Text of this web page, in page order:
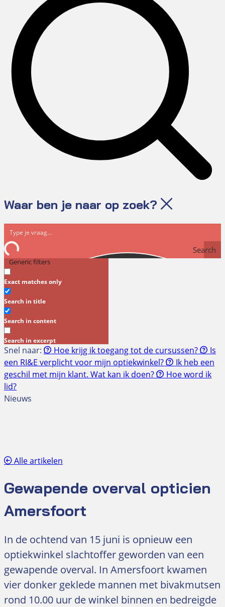
Waar ben je naar op zoek?
Search
Generic filters
Exact matches only
Search in title
Search in content
Search in excerpt
Snel naar: Hoe krijg ik toegang tot de cursussen?
Is
een RI&E verplicht voor mijn optiekwinkel?
Ik heb een
geschil met mijn klant. Wat kan ik doen?
Hoe word ik
lid?
Nieuws
Alle artikelen
Gewapende overval opticien
Amersfoort
In de ochtend van 15 juni is opnieuw een
optiekwinkel slachtoffer geworden van een
gewapende overval. In Amersfoort kwamen
vier donker geklede mannen met bivakmutsen
rond 10.00 uur de winkel binnen en bedreigde